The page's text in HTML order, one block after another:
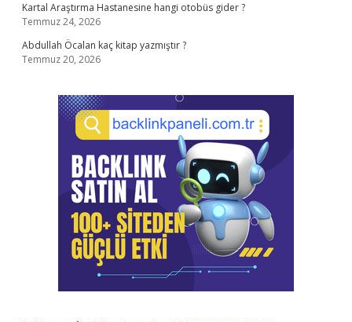
Kartal Araştırma Hastanesine hangi otobüs gider ?
Temmuz 24, 2026
Abdullah Öcalan kaç kitap yazmıştır ?
Temmuz 20, 2026